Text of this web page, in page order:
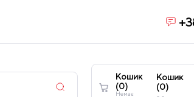
Кошик
(0)
Немає
Кошик
(0)